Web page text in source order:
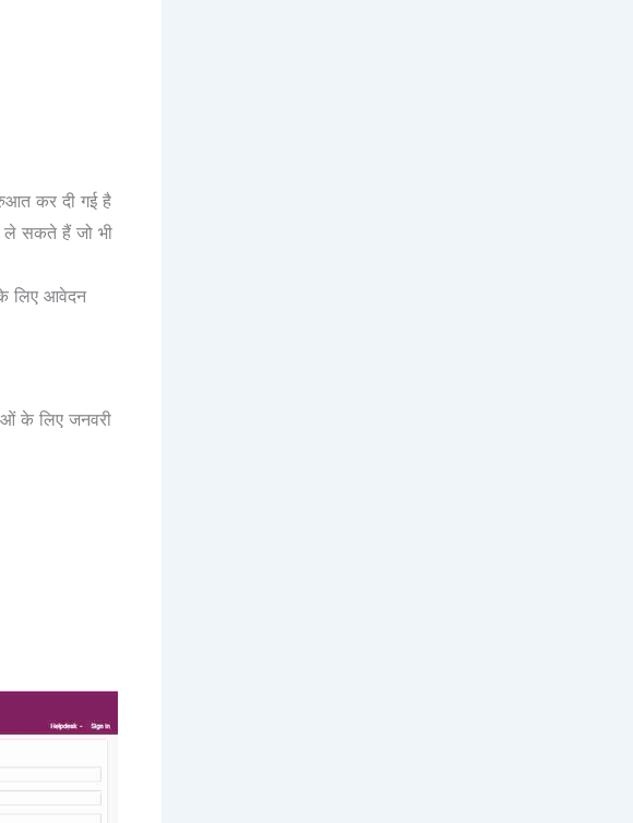
कर दी गई है
ले सकते हैं जो भी
लिए आवेदन
के लिए जनवरी